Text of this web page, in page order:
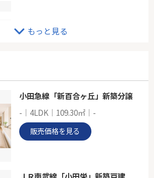
相鉄本線「天王町」新築戸建
-
-
66.70㎡
神奈川県横浜市西区境之谷
もっと見る
小田急線「新百合ヶ丘」新築分譲
-｜4LDK｜109.30㎡｜-
販売価格を見る
ＪＲ南武線「小田栄」新築戸建